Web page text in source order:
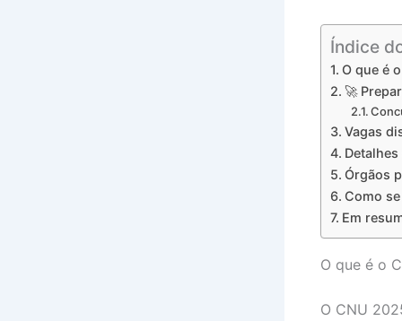
Índice
O que é
🚀
Vagas
Órgãos
Como
Em
O que é o
O CNU